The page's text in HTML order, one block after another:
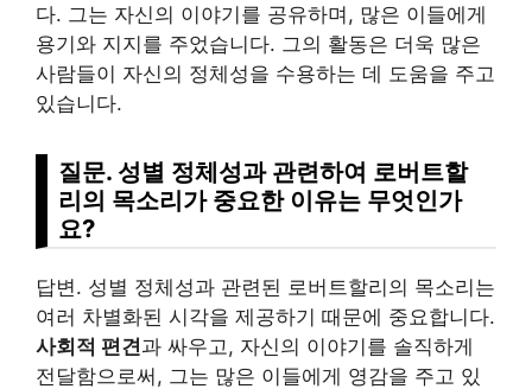
다. 그는 자신의 이야기를 공유하며, 많은 이들에게
용기와 지지를 주었습니다. 그의 활동은 더욱 많은
사람들이 자신의 정체성을 수용하는 데 도움을 주고
있습니다.
질문. 성별 정체성과 관련하여 로버트할
리의 목소리가 중요한 이유는 무엇인가
요?
답변. 성별 정체성과 관련된 로버트할리의 목소리는
여러 차별화된 시각을 제공하기 때문에 중요합니다.
사회적 편견과 싸우고, 자신의 이야기를 솔직하게
전달함으로써, 그는 많은 이들에게 영감을 주고 있